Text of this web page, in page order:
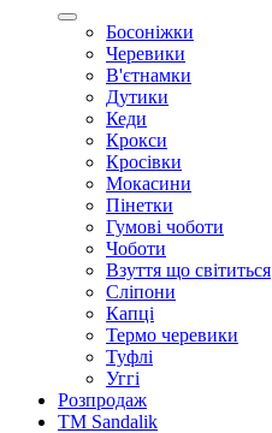
Босоніжки
Черевики
В'єтнамки
Дутики
Кеди
Крокси
Кросівки
Мокасини
Пінетки
Гумові чоботи
Чоботи
Взуття що світиться
Сліпони
Капці
Термо черевики
Туфлі
Уггі
Розпродаж
TM Sandalik